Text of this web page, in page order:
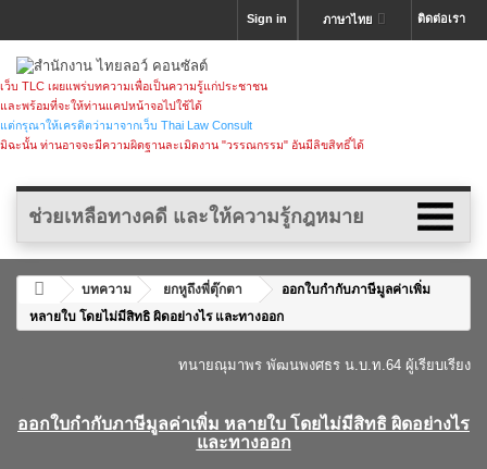
ติดต่อเรา
ภาษาไทย
Sign in
เว็บ TLC เผยแพร่บทความเพื่อเป็นความรู้แก่ประชาชน
และพร้อมที่จะให้ท่านแคปหน้าจอไปใช้ได้
แต่กรุณาให้เครดิตว่ามาจากเว็บ Thai Law Consult
มิฉะนั้น ท่านอาจจะมีความผิดฐานละเมิดงาน "วรรณกรรม" อันมีลิขสิทธิ์ได้
ช่วยเหลือทางคดี และให้ความรู้กฎหมาย
บทความ ยกหูถึงพี่ตุ๊กตา
ออกใบกำกับภาษีมูลค่าเพิ่ม
หลายใบ โดยไม่มีสิทธิ ผิดอย่างไร และทางออก
ทนายณุมาพร พัฒนพงศธร น.บ.ท.64 ผู้เรียบเรียง
ออกใบกำกับภาษีมูลค่าเพิ่ม หลายใบ โดยไม่มีสิทธิ ผิดอย่างไร
และทางออก